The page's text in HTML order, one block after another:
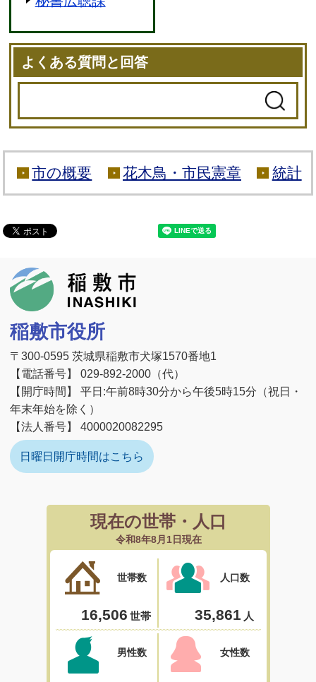
よくある質問と回答
市の概要 花木鳥・市民憲章 統計
稲敷市役所
〒300-0595 茨城県稲敷市犬塚1570番地1
【電話番号】 029-892-2000（代）
【開庁時間】 平日:午前8時30分から午後5時15分（祝日・
年末年始を除く）
【法人番号】 4000020082295
日曜日開庁時間はこちら